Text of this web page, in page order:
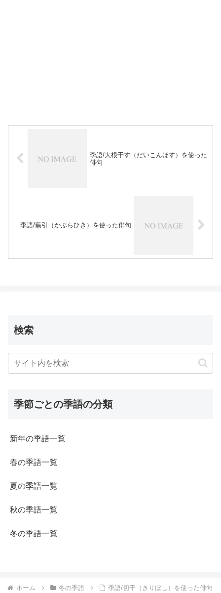
季語/大根干す（だいこんほす）を使った
俳句
季語/蕪引（かぶらひき）を使った俳句
検索
季節ごとの季語の分類
新年の季語一覧
春の季語一覧
夏の季語一覧
秋の季語一覧
冬の季語一覧
ホーム 冬の季語 季語/切干（きりぼし）を使った俳句